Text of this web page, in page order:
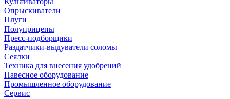
Опрыскиватели
Плуги
Полуприцепы
Пресс-подборщики
Раздатчики-выдуватели соломы
Сеялки
Техника для внесения удобрений
Навесное оборудование
Промышленное оборудование
Сервис